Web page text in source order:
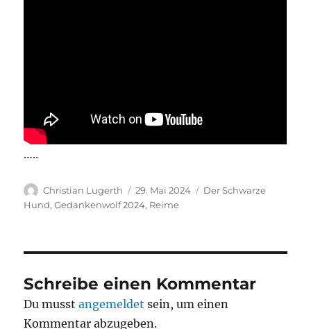
…..
Autor
Christian Lugerth
Veröffentlicht
am
29. Mai 2024 Kategorien
Der Schwarze
Hund,Gedankenwolf 2024, Reime
Schreibe einen Kommentar
Du musstangemeldet sein, um einen
Kommentar abzugeben.